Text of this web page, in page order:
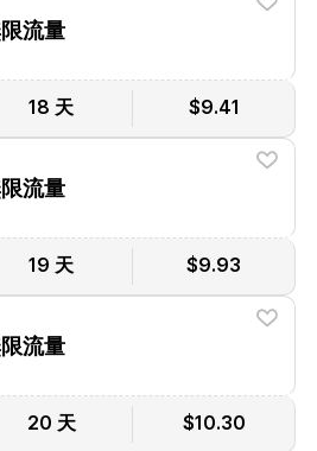
流量
18 天 $9.41
流量
19 天 $9.93
流量
20 天 $10.30